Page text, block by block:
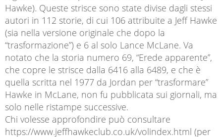
Hawke). Queste strisce sono state divise dagli stessi
autori in 112 storie, di cui 106 attribuite a Jeff Hawke
(sia nella versione originale che dopo la
“trasformazione”) e 6 al solo Lance McLane. Va
notato che la storia numero 69, “Erede apparente”,
che copre le strisce dalla 6416 alla 6489, e che è
quella scritta nel 1977 da Jordan per “trasformare”
Hawke in McLane, non fu pubblicata sui giornali, ma
solo nelle ristampe successive.
Chi volesse approfondire può consultare
https://www.jeffhawkeclub.co.uk/volindex.html (per